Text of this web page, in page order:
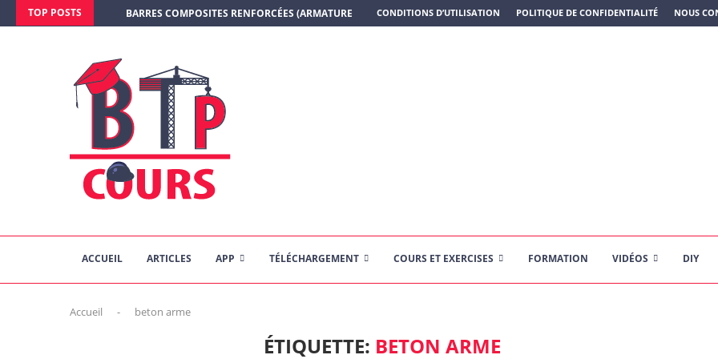
TOP POSTS BARRES COMPOSITES RENFORCÉES (ARMATURE EN PLASTIQUE)CONDITIONS D’UTILISATION POLITIQUE DE CONFIDENTIALITÉ NOUS
ACCUEIL ARTICLES APP TÉLÉCHARGEMENT COURS ET EXERCISES FORMATION VIDÉOS DIY
Accueil - beton arme
ÉTIQUETTE: BETON ARME